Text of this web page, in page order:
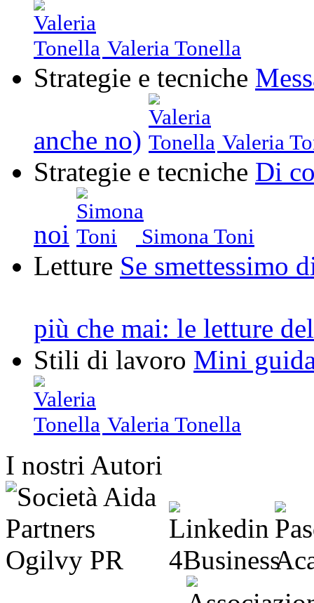
Offriamo pagine pubblicitarie, pacchetti con contenuti, post…
Ogni piano è su misura.
Scriveteci!
Vi leggiamo su magazine@venderedipiu.it
Valeria Tonella
Strategie e tecniche
anche no) Valeria
Strategie e tecniche Di
noi Simona Toni
Letture Se smettessimo
più che mai: le letture
Stili di lavoro Mini
Valeria Tonella
I nostri Autori